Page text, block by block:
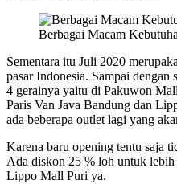
Berbagai Macam
Sementara itu Juli 2020
pasar Indonesia. Sampai dengan
4 gerainya yaitu di Pakuwon
Paris Van Java Bandung dan
ada beberapa outlet lagi yang
Karena baru opening tentu saja
Ada diskon 25 % loh untuk lebih
Lippo Mall Puri ya.